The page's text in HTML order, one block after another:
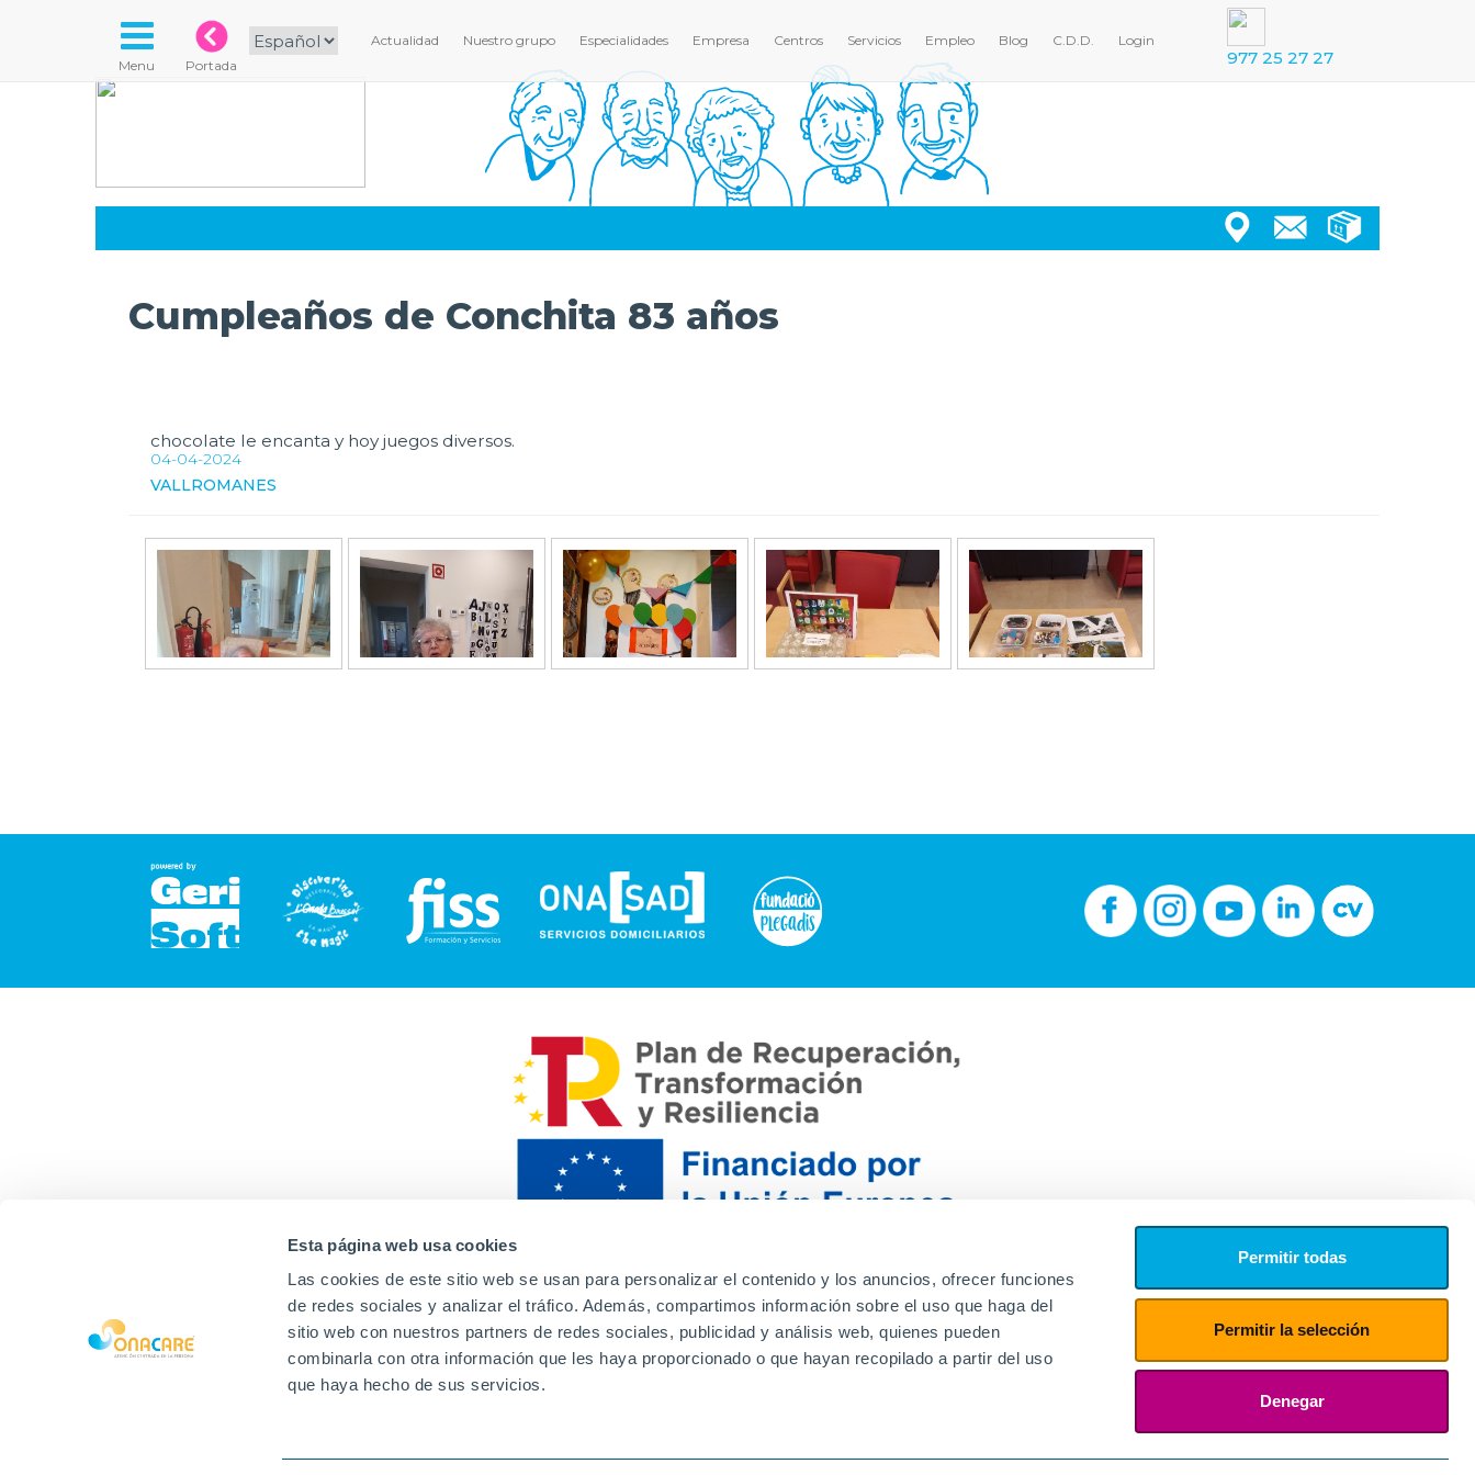
Esta página web usa cookies
Las cookies de este sitio web se usan para personalizar el contenido y los anuncios, ofrecer funciones
de redes sociales y analizar el tráfico. Además, compartimos información sobre el uso que haga del
sitio web con nuestros partners de redes sociales, publicidad y análisis web, quienes pueden
combinarla con otra información que les haya proporcionado o que hayan recopilado a partir del uso
que haya hecho de sus servicios.
Permitir todas
Permitir la selección
Denegar
Actualidad Nuestro grupo Especialidades Empresa Centros Servicios Empleo Blog C.D.D. Login
977 25 27 27
Menu Portada
Cumpleaños de Conchita 83 años
chocolate le encanta y hoy juegos diversos.
04-04-2024
VALLROMANES
Contacto Canal de denuncias Envia tu CV
Proveedores
Aviso Legal